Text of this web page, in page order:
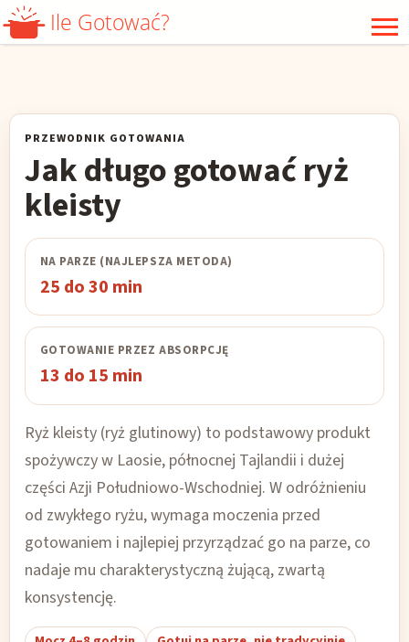
Ile Gotować?
PODROBY
OWOCE MORZA KASZA
MAKARON JAJKA
MROŻONKI
PRZEWODNIK GOTOWANIA
Jak długo gotować ryż
kleisty
NA PARZE (NAJLEPSZA METODA)
25 do 30 min
GOTOWANIE PRZEZ ABSORPCJĘ
13 do 15 min
Ryż kleisty (ryż glutinowy) to podstawowy produkt
spożywczy w Laosie, północnej Tajlandii i dużej
części Azji Południowo-Wschodniej. W odróżnieniu
od zwykłego ryżu, wymaga moczenia przed
gotowaniem i najlepiej przyrządzać go na parze, co
nadaje mu charakterystyczną żującą, zwartą
konsystencję.